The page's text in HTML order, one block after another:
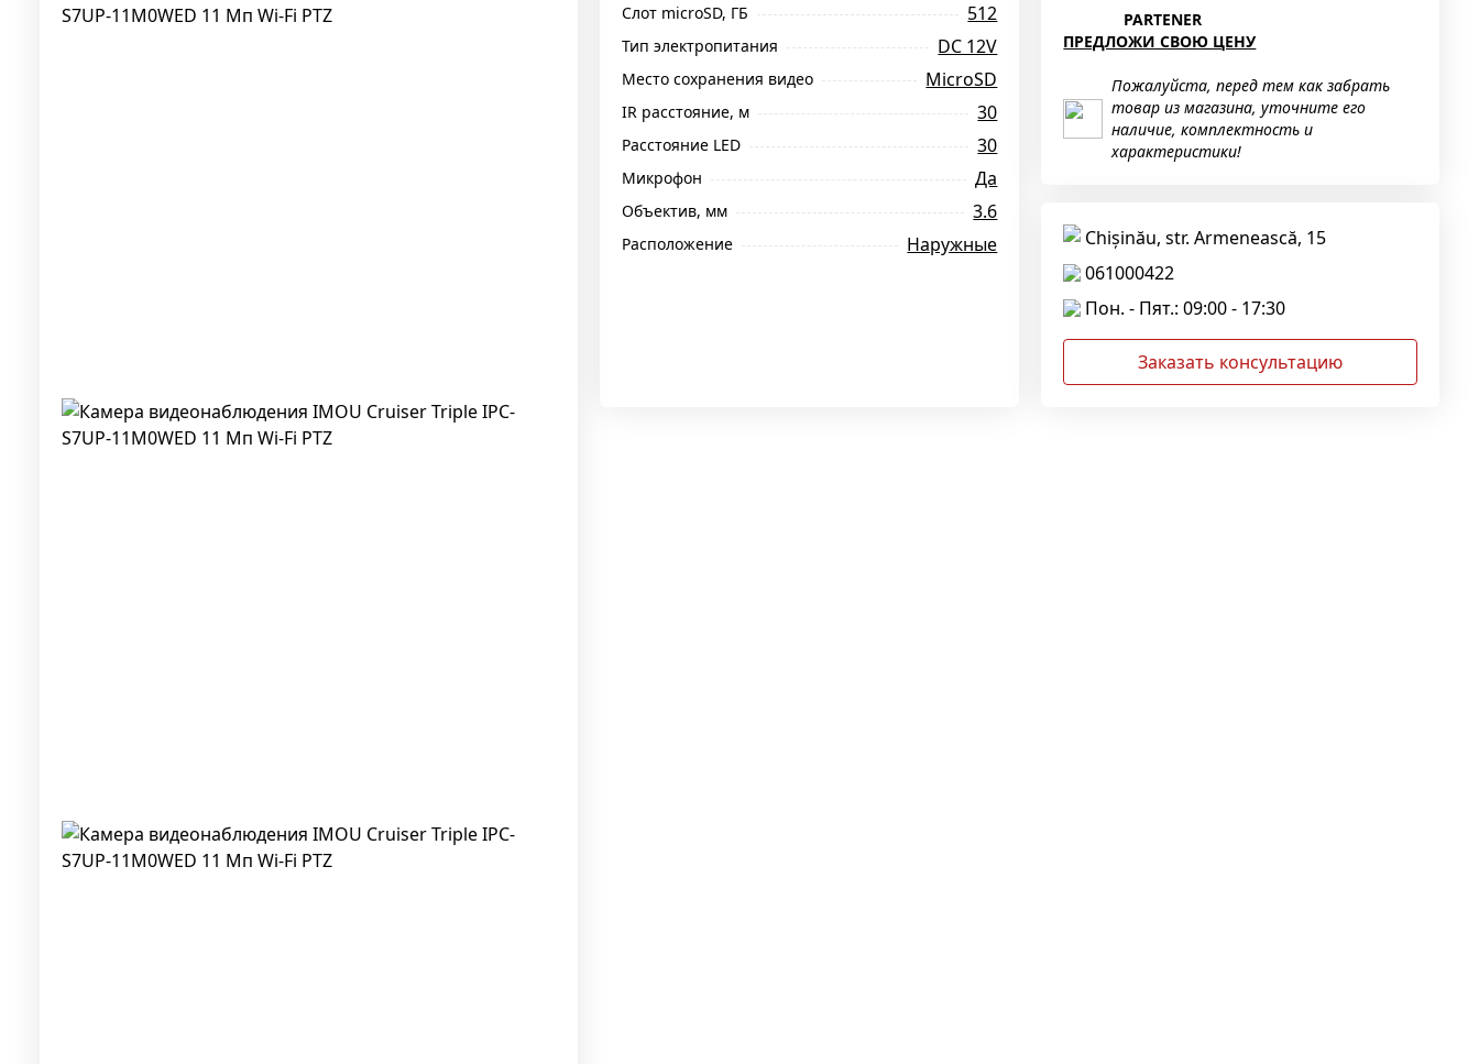
Слот microSD, ГБ 512
Тип электропитания DC 12V
Место сохранения видео MicroSD
IR расстояние, м 30
Расстояние LED 30
Микрофон Да
Объектив, мм 3.6
Расположение Наружные
PARTENER
ПРЕДЛОЖИ СВОЮ ЦЕНУ
Пожалуйста, перед тем как забрать
товар из магазина, уточните его
наличие, комплектность и
характеристики!
Chișinău, str. Armenească, 15
061000422
Пон. - Пят.: 09:00 - 17:30
Заказать консультацию